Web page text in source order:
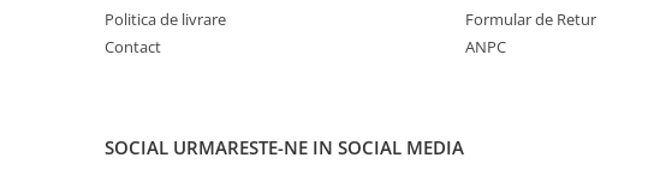
VEIOZE EXTERIOR
■ ILUMINAT TEHNIC
Politica de livrare
Contact
Formular de Retur
ANPC
SOCIAL URMARESTE-NE IN SOCIAL MEDIA